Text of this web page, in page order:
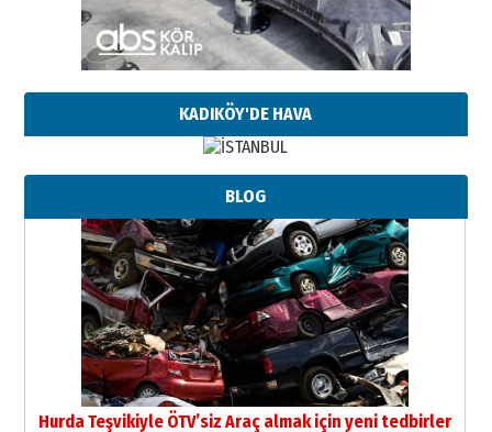
KADIKÖY'DE HAVA
BLOG
Hurda Teşvikiyle ÖTV’siz Araç almak için yeni tedbirler